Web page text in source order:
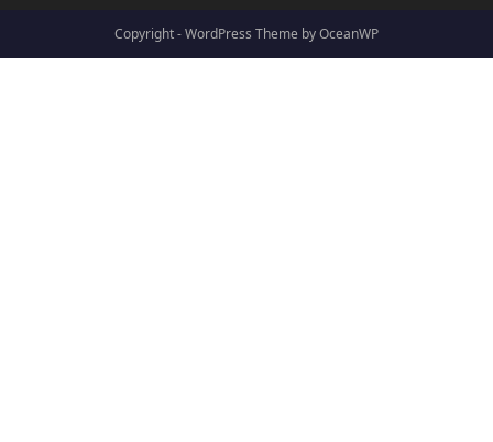
Copyright - WordPress Theme by OceanWP